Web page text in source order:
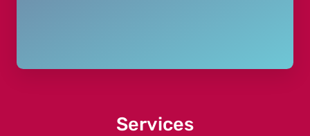
Services